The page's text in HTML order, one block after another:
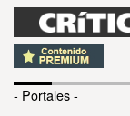
- Portales -